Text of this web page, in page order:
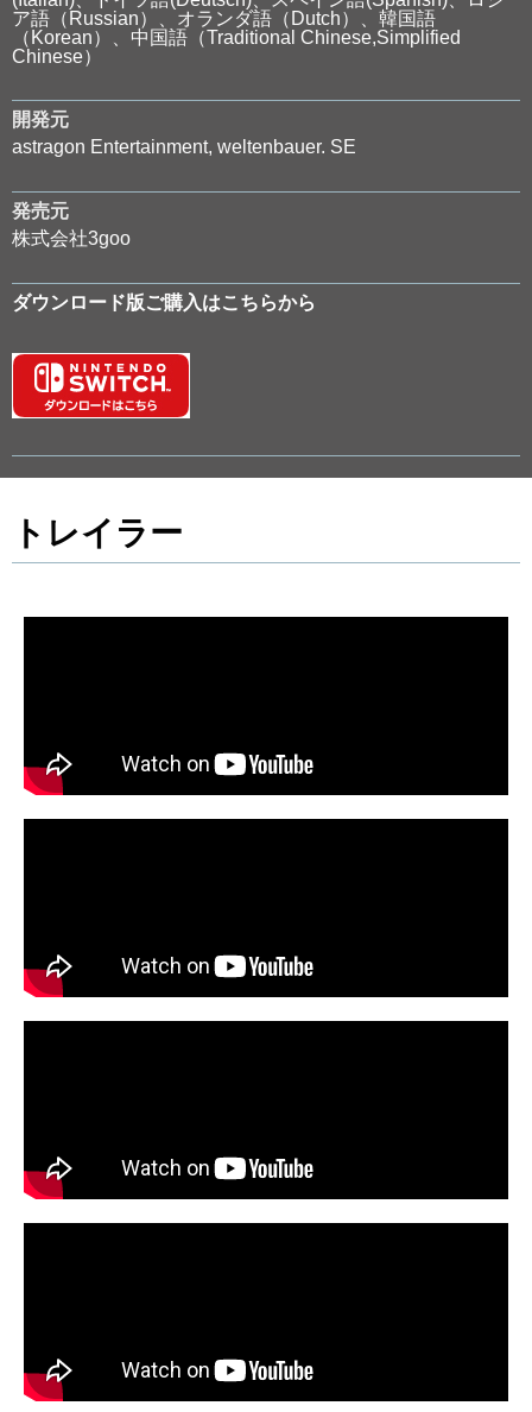
ア語（Russian）、オランダ語（Dutch）、韓国語
（Korean）、中国語（Traditional Chinese,Simplified
Chinese）
開発元
astragon Entertainment, weltenbauer. SE
発売元
株式会社3goo
ダウンロード版ご購入はこちらから
トレイラー